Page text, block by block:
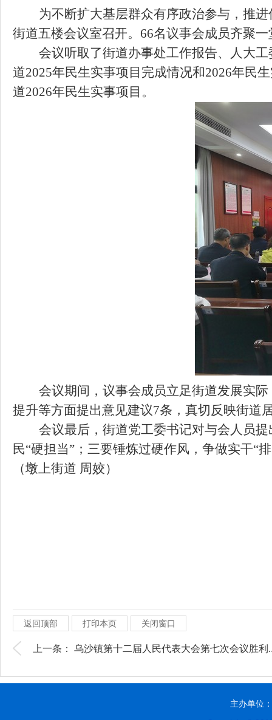
为不断扩大基层群众有序政治参与，推
街道五楼会议室召开。66名议事会成员齐聚
会议听取了街道办事处工作报告、人大
道2025年民生实事项目完成情况和2026年民
道2026年民生实事项目。
会议期间，议事会成员立足街道发展实际
提升等方面提出意见建议7条 ，真切反映街道
会议最后，街道党工委书记对与会人员
民“硬担当”； 三要锤炼过硬作风，争做实干“
（墩上街道 周姣）
返回顶部 打印本页 关闭窗口
上一条： 乌沙镇第十二届人民代表大会第七次会议胜利
主办单位